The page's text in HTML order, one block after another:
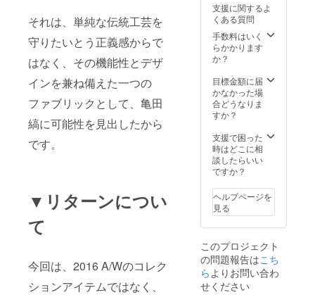
それは、単純な伝統工芸を
守りたいとう正義感からで
はなく、その機能性とデザ
インを兼ね備えた一つの
ファブリックとして、亀田
縞に可能性を見出したから
です。
▼リターンについ
て
今回は、2016 A/Wのコレク
ションアイテムではなく、
支援に関するよ
くある質問
手数料はいく
らかかります
か？
目標金額に届
かなかった場
合どうなりま
すか？
支援で困った
時はどこに相
談したらいい
ですか？
ヘルプページを
見る
このプロジェクト
の問題報告はこち
ら よりお問い合わ
せください